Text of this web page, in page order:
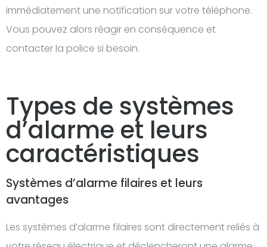
immédiatement une notification sur votre téléphone.
Vous pouvez alors réagir en conséquence et
contacter la police si besoin.
Types de systèmes
d’alarme et leurs
caractéristiques
Systèmes d’alarme filaires et leurs
avantages
Les systèmes d’alarme filaires sont directement reliés à